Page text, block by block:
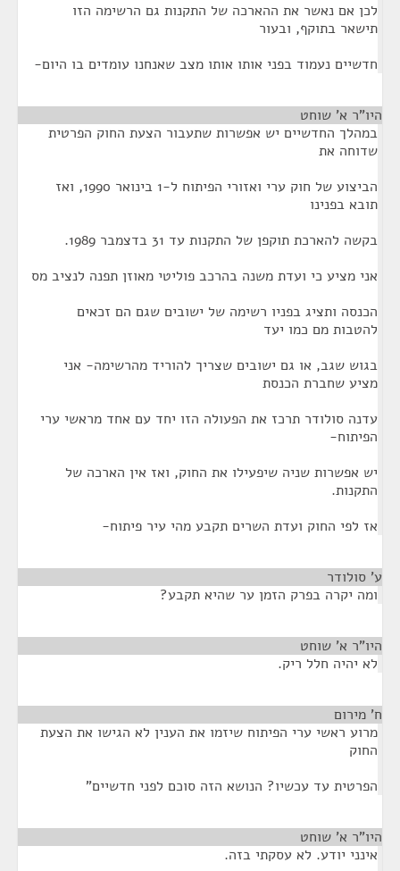
לכן אם נאשר את ההארכה של התקנות גם הרשימה הזו
תישאר בתוקף, ובעור
חדשיים נעמוד בפני אותו אותו מצב שאנחנו עומדים בו היום-
היו"ר א' שוחט
במהלך החדשיים יש אפשרות שתעבור הצעת החוק הפרטית
שדוחה את
הביצוע של חוק ערי ואזורי הפיתוח ל-1 בינואר 1990, ואז
תובא בפנינו
בקשה להארכת תוקפן של התקנות עד 31 בדצמבר 1989.
אני מציע כי ועדת משנה בהרכב פוליטי מאוזן תפנה לנציב מס
הכנסה ותציג בפניו רשימה של ישובים שגם הם זכאים
להטבות מם כמו יעד
בגוש שגב, או גם ישובים שצריך להוריד מהרשימה- אני
מציע שחברת הכנסת
עדנה סולודר תרכז את הפעולה הזו יחד עם אחד מראשי ערי
הפיתוח-
יש אפשרות שניה שיפעילו את החוק, ואז אין הארכה של
התקנות.
אז לפי החוק ועדת השרים תקבע מהי עיר פיתוח-
ע' סולודר
ומה יקרה בפרק הזמן ער שהיא תקבע?
היו"ר א' שוחט
לא יהיה חלל ריק.
ח' מירום
מרוע ראשי ערי הפיתוח שיזמו את הענין לא הגישו את הצעת
החוק
הפרטית עד עכשיו? הנושא הזה סוכם לפני חדשיים"
היו"ר א' שוחט
אינני יודע. לא עסקתי בזה.